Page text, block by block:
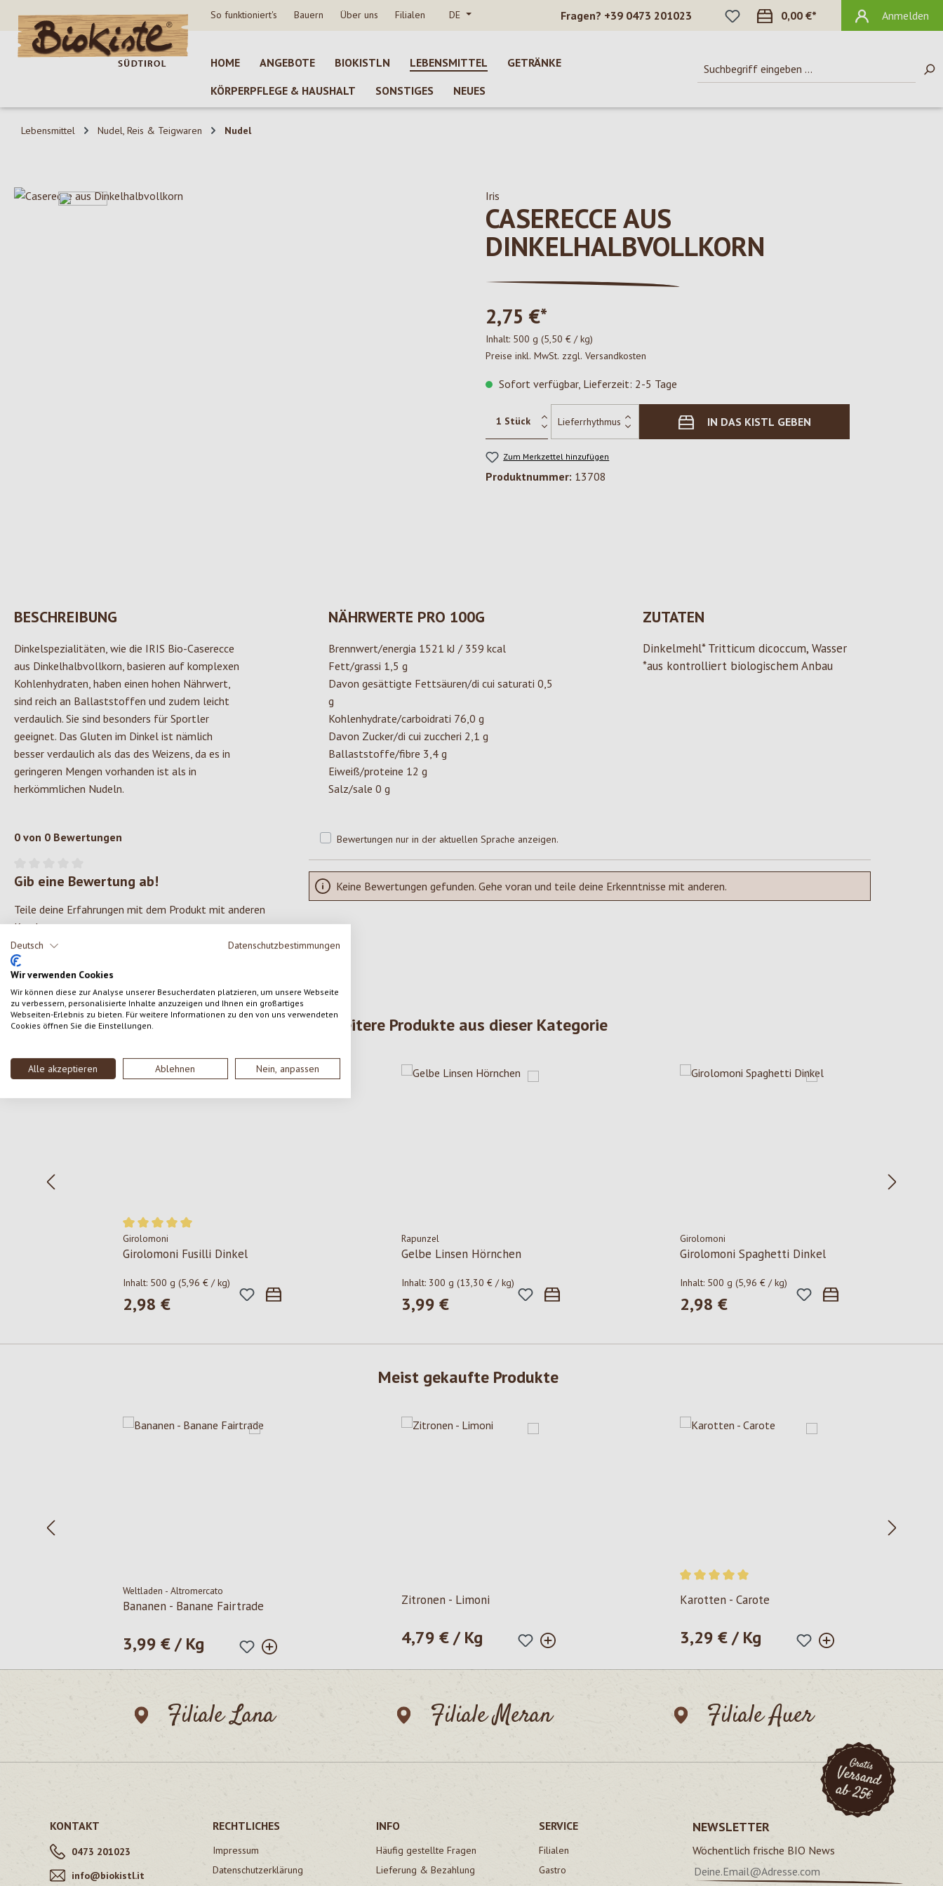
Deutsch Datenschutzbestimmungen
Wir verwenden Cookies
Wir können diese zur Analyse unserer Besucherdaten platzieren, um unsere Webseite
zu verbessern, personalisierte Inhalte anzuzeigen und Ihnen ein großartiges
Webseiten-Erlebnis zu bieten. Für weitere Informationen zu den von uns verwendeten
Cookies öffnen Sie die Einstellungen.
Alle akzeptieren Ablehnen Nein, anpassen
Hauptinhalt springen
Zur Suche springen
Zur Hauptnavigation springen So funktioniert's Bauern Über uns Filialen DE Fragen? +39 0473 201023
DU HAST 0 PRODUKTE AUF DEM
0,00 €* Anmelden
HOME ANGEBOTE BIOKISTLN LEBENSMITTEL
GETRÄNKE
KÖRPERPFLEGE & HAUSHALT
SONSTIGES NEUES
Lebensmittel Nudel, Reis & Teigwaren Nudel
Bildergalerie überspringen Iris
CASERECCE AUS
DINKELHALBVOLLKORN
2,75 €*
Inhalt: 500 g (5,50 € / kg)
Preise inkl. MwSt. zzgl. Versandkosten
Sofort verfügbar, Lieferzeit: 2-5 Tage
IN DAS KISTL GEBEN
Zum Merkzettel hinzufügen
Produktnummer: 13708
BESCHREIBUNG
Dinkelspezialitäten, wie die IRIS Bio-Caserecce
aus Dinkelhalbvollkorn, basieren auf komplexen
Kohlenhydraten, haben einen hohen Nährwert,
sind reich an Ballaststoffen und zudem leicht
verdaulich. Sie sind besonders für Sportler
geeignet. Das Gluten im Dinkel ist nämlich
besser verdaulich als das des Weizens, da es in
geringeren Mengen vorhanden ist als in
herkömmlichen Nudeln.
NÄHRWERTE PRO 100G
Brennwert/energia 1521 kJ / 359 kcal
Fett/grassi 1,5 g
Davon gesättigte Fettsäuren/di cui saturati 0,5
g
Kohlenhydrate/carboidrati 76,0 g
Davon Zucker/di cui zuccheri 2,1 g
Ballaststoffe/fibre 3,4 g
Eiweiß/proteine 12 g
Salz/sale 0 g
ZUTATEN
Dinkelmehl* Tritticum dicoccum, Wasser
*aus kontrolliert biologischem Anbau
0 von 0 Bewertungen
Durchschnittliche Bewertung von 0 von 5 Sternen
Gib eine Bewertung ab!
Teile deine Erfahrungen mit dem Produkt mit anderen
Kunden.
Bewertungen nur in der aktuellen Sprache anzeigen.
Keine Bewertungen gefunden. Gehe voran und teile deine Erkenntnisse mit anderen.
Weitere Produkte aus dieser Kategorie
Produktgalerie überspringen
Durchschnittliche Bewertung von 5 von 5 Sternen
Girolomoni
Girolomoni Fusilli Dinkel
Inhalt: 500 g(5,96 € / kg)
Regulärer Preis:
2,98 €
Rapunzel
Gelbe Linsen Hörnchen
Inhalt: 300 g (13,30 € / kg)
Regulärer Preis:
3,99 €
Girolomoni
Girolomoni Spaghetti Dinkel
Inhalt: 500 g (5,96 € / kg)
Regulärer Preis:
2,98 €
Meist gekaufte Produkte
Weltladen - Altromercato
Bananen - Banane Fairtrade
Regulärer Preis:
3,99 € / Kg
Zitronen - Limoni
Regulärer Preis:
4,79 € / Kg
Durchschnittliche Bewertung von 5 von 5 Sternen
Karotten - Carote
Regulärer Preis:
3,29 € / Kg
Filiale Lana Filiale Meran Filiale Auer
KONTAKT
0473 201023
info@biokistl.it
RECHTLICHES
Impressum
Datenschutzerklärung
INFO
Häufig gestellte Fragen
Lieferung & Bezahlung
SERVICE
Filialen
Gastro
NEWSLETTER
Wöchentlich frische BIO News